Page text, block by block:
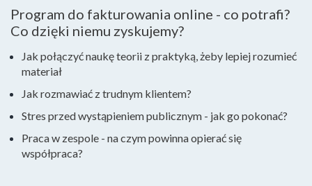
Program do fakturowania online - co potrafi?
Co dzięki niemu zyskujemy?
Jak połączyć naukę teorii z praktyką, żeby lepiej rozumieć
materiał
Jak rozmawiać z trudnym klientem?
Stres przed wystąpieniem publicznym - jak go pokonać?
Praca w zespole - na czym powinna opierać się
współpraca?